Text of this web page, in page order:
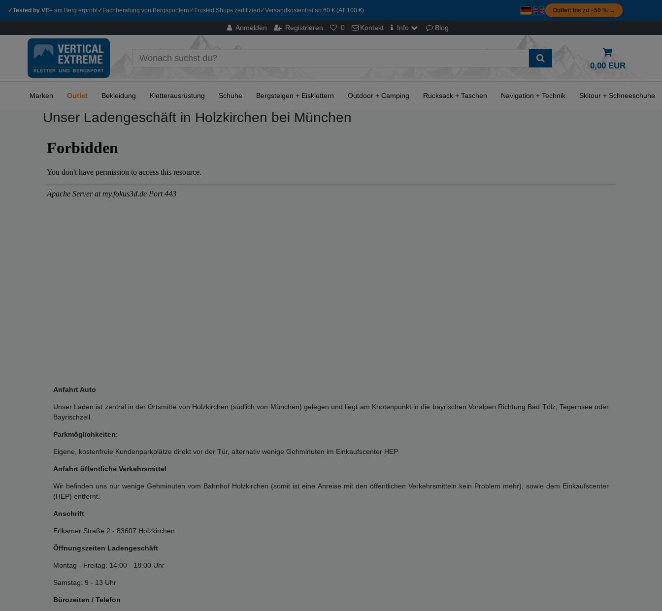
✓Tested by VE– am Berg erprobt✓ Fachberatung von Bergsportlern ✓Trusted Shops zertifiziert✓Versandkostenfrei ab 60 € (AT 100 €) Outlet: bis zu −50 % →
Anmelden Registrieren 0 Kontakt Info Blog
0,00 EUR
Marken Outlet Bekleidung Kletterausrüstung Schuhe Bergsteigen + Eisklettern Outdoor + Camping Rucksack + Taschen Navigation + Technik Skitour + Schneeschuhe
Unser Ladengeschäft in Holzkirchen bei München
Anfahrt Auto
Unser Laden ist zentral in der Ortsmitte von Holzkirchen (südlich von München) gelegen und liegt am Knotenpunkt in die bayrischen Voralpen Richtung Bad Tölz, Tegernsee oder
Bayrischzell.
Parkmöglichkeiten:
Eigene, kostenfreie Kundenparkplätze direkt vor der Tür, alternativ wenige Gehminuten im Einkaufscenter HEP
Anfahrt öffentliche Verkehrsmittel
Wir befinden uns nur wenige Gehminuten vom Bahnhof Holzkirchen (somit ist eine Anreise mit den öffentlichen Verkehrsmitteln kein Problem mehr), sowie dem Einkaufscenter
(HEP) entfernt.
Anschrift
Erlkamer Straße 2 - 83607 Holzkirchen
Öffnungszeiten Ladengeschäft
Montag - Freitag: 14:00 - 18:00 Uhr
Samstag: 9 - 13 Uhr
Bürozeiten / Telefon